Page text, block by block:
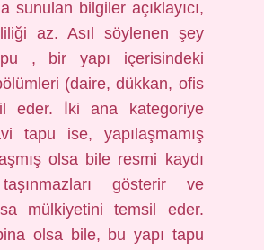
sunulan bilgiler açıklayıcı,
az. Asıl söylenen şey
, bir yapı içerisindeki
(daire, dükkan, ofis
eder. İki ana kategoriye
tapu ise, yapılaşmamış
olsa bile resmi kaydı
gösterir ve
mülkiyetini temsil eder.
olsa bile, bu yapı tapu